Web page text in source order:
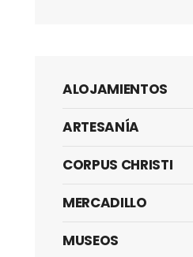
ALOJAMIENTOS
ARTESANÍA
CORPUS CHRISTI
MERCADILLO
MUSEOS